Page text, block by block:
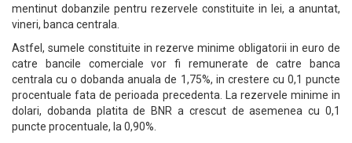
mentinut dobanzile pentru rezervele constituite in lei, a anuntat,
vineri, banca centrala.
Astfel, sumele constituite in rezerve minime obligatorii in euro de
catre bancile comerciale vor fi remunerate de catre banca
centrala cu o dobanda anuala de 1,75%, in crestere cu 0,1 puncte
procentuale fata de perioada precedenta. La rezervele minime in
dolari, dobanda platita de BNR a crescut de asemenea cu 0,1
puncte procentuale, la 0,90%.